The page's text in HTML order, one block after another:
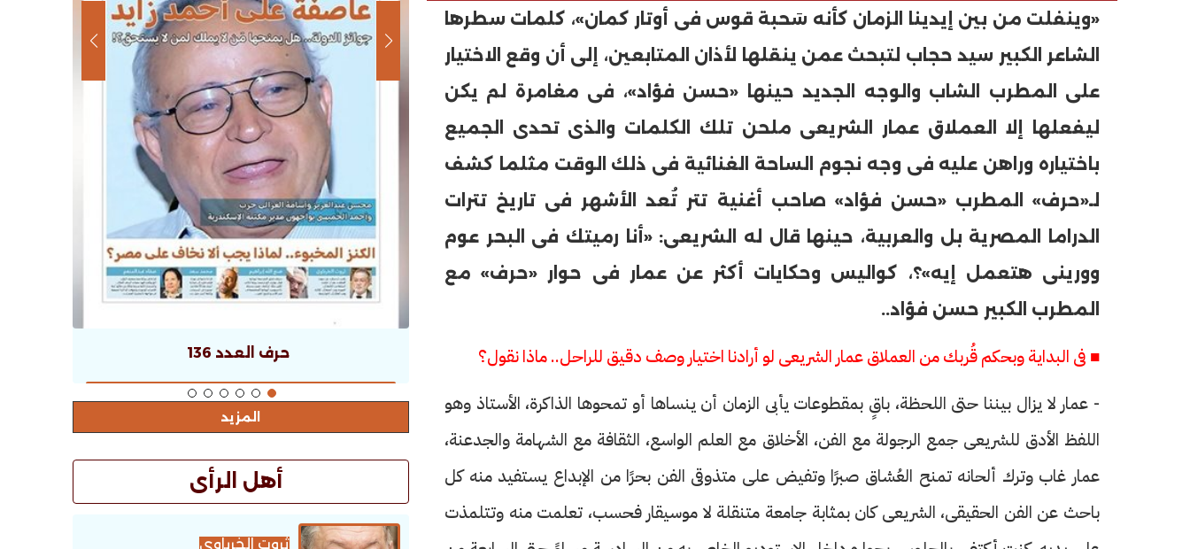
«وينفلت من بين إيدينا الزمان كأنه سَحبة قوس فى أوتار كمان»، كلمات سطرها
الشاعر الكبير سيد حجاب لتبحث عمن ينقلها لأذان المتابعين، إلى أن وقع الاختيار
على المطرب الشاب والوجه الجديد حينها «حسن فؤاد»، فى مغامرة لم يكن
ليفعلها إلا العملاق عمار الشريعى ملحن تلك الكلمات والذى تحدى الجميع
باختياره وراهن عليه فى وجه نجوم الساحة الغنائية فى ذلك الوقت مثلما كشف
لـ«حرف» المطرب «حسن فؤاد» صاحب أغنية تتر تُعد الأشهر فى تاريخ تترات
الدراما المصرية بل والعربية، حينها قال له الشريعى: «أنا رميتك فى البحر عوم
وورينى هتعمل إيه»؟، كواليس وحكايات أكثر عن عمار فى حوار «حرف» مع
المطرب الكبير حسن فؤاد..
■ فى البداية وبحكم قُربك من العملاق عمار الشريعى لو أرادنا اختيار وصف دقيق للراحل.. ماذا نقول؟
- عمار لا يزال بيننا حتى اللحظة، باقٍ بمقطوعات يأبى الزمان أن ينساها أو تمحوها الذاكرة، الأستاذ وهو
اللفظ الأدق للشريعى جمع الرجولة مع الفن، الأخلاق مع العلم الواسع، الثقافة مع الشهامة والجدعنة،
عمار غاب وترك ألحانه تمنح العُشاق صبرًا وتفيض على متذوقى الفن بحرًا من الإبداع يستفيد منه كل
باحث عن الفن الحقيقى، الشريعى كان بمثابة جامعة متنقلة لا موسيقار فحسب، تعلمت منه وتتلمذت
حرف العدد 133 حرف العدد 132 حرف العدد 136
المزيد
أهل الرأى
ثروت الخرباوى